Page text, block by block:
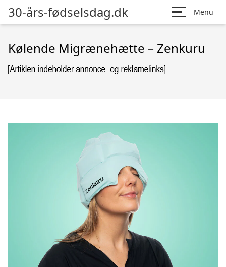
30-års-fødselsdag.dk Menu
Kølende Migrænehætte – Zenkuru